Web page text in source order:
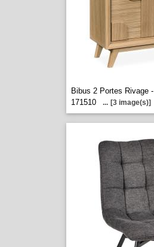
Bibus 2 Portes Rivage -
171510
... [3 image(s)]